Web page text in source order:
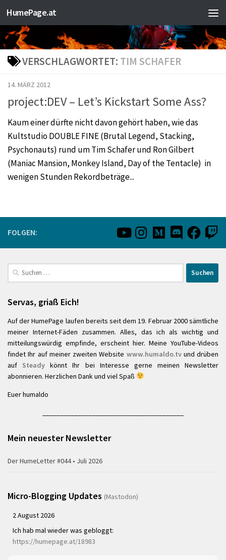
Zum Inhalt springen
HumePage.at
VERSCHLAGWORTET: TIM SCHAFER
14. MÄRZ 2012
project:DEV – Let’s Kickstart Some Ass?
Kaum einer dürfte nicht davon gehört haben, wie das
Kultstudio DOUBLE FINE (Brutal Legend, Stacking,
Psychonauts) rund um Tim Schafer und Ron Gilbert
(Maniac Mansion, Monkey Island, Day of the Tentacle) in
wenigen Stunden Rekordbeträge...
FOLGEN:
Suchen
nach:
Servas, griaß Eich!
Auf der HumePage laufen bereits seit dem 19. Februar 2000 sämtliche
meiner Internet-Fäden zusammen. Alles, das ich als wichtig und
mitteilungswürdig empfinde, erscheint hier. Meine YouTube-Videos
findet Ihr auf meiner zweiten Website www.humaldo.tvund drüben
auf Steady könnt Ihr bei Interesse gerne meinen Newsletter
abonnieren. Herzlichen Dank und viel Spaß
Euer humaldo
Mein neuester Newsletter
Der HumeLetter #044 • Juli 2026
Micro-Blogging Updates (Mastodon)
2 August 2026
Ich hab mal wieder was gebloggt:
https://humepage.at/18983